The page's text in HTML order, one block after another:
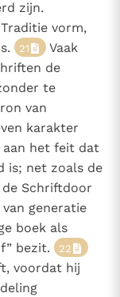
zijn.
vorm,
21
Vaak
de
te
van
karakter
aan het feit dat
is; net zoals de
de Schriftdoor
generatie
boek als
bezit. 22
voordat hij